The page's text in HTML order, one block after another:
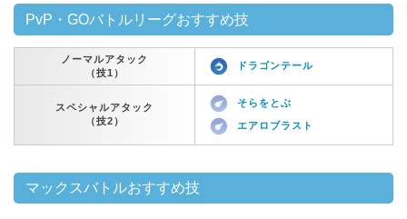
PvP・GOバトルリーグおすすめ技
ノーマルアタック
（技1）
ドラゴンテール
スペシャルアタック
（技2）
そらをとぶ
エアロブラスト
マックスバトルおすすめ技